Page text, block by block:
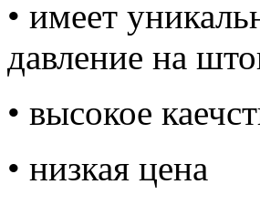
• имеет
давление на
• высокое
• низкая цена